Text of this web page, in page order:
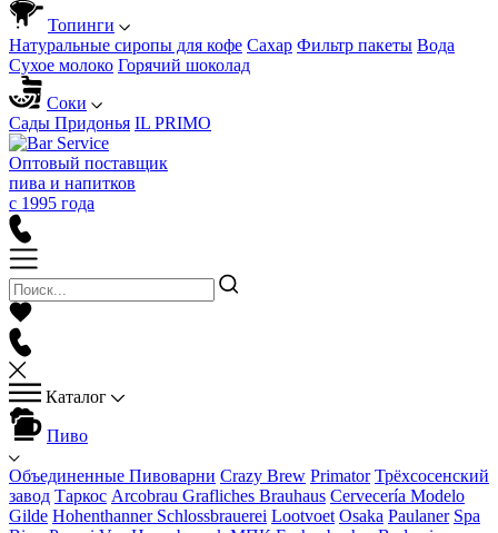
Топинги
Натуральные сиропы для кофе Сахар Фильтр пакеты Вода
Сухое молоко Горячий шоколад
Соки
Сады Придонья IL PRIMO
Оптовый поставщик
пива и напитков
с 1995 года
Каталог
Пиво
Объединенные Пивоварни Crazy Brew Primator Трёхсосенский
завод Таркос Arcobrau Grafliches Brauhaus Cervecería Modelo
Gilde Hohenthanner Schlossbrauerei Lootvoet Osaka Paulaner Spa